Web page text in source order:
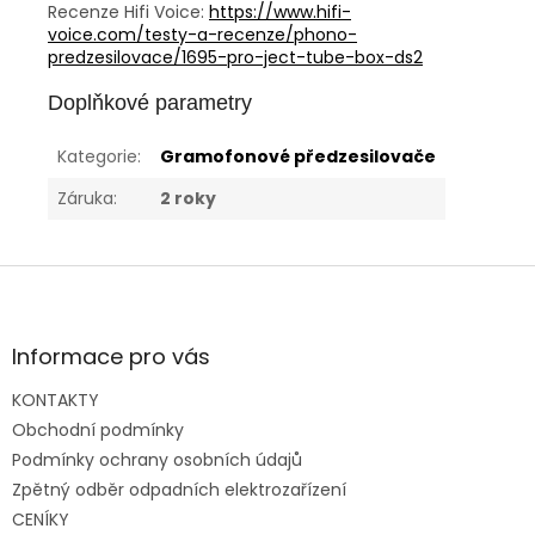
Recenze Hifi Voice: https://www.hifi-
voice.com/testy-a-recenze/phono-
predzesilovace/1695-pro-ject-tube-box-ds2
Doplňkové parametry
Kategorie:
Gramofonové předzesilovače
Záruka: 2 roky
Z
aInformace pro vás
KONTAKTY
Obchodní podmínky
Podmínky ochrany osobních údajů
Zpětný odběr odpadních elektrozařízení
CENÍKY